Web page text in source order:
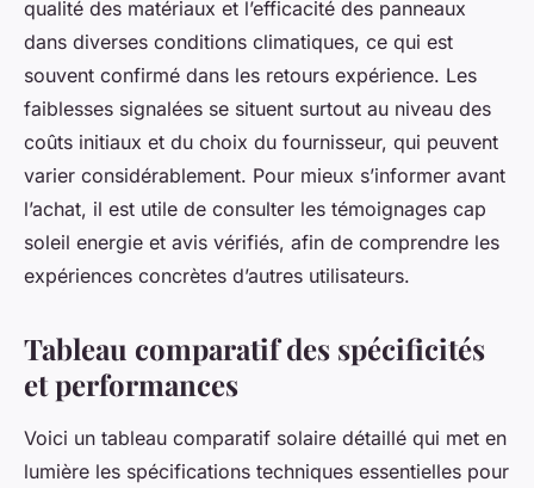
qualité des matériaux et l’efficacité des panneaux
dans diverses conditions climatiques, ce qui est
souvent confirmé dans les retours expérience. Les
faiblesses signalées se situent surtout au niveau des
coûts initiaux et du choix du fournisseur, qui peuvent
varier considérablement. Pour mieux s’informer avant
l’achat, il est utile de consulter les témoignages cap
soleil energie et avis vérifiés, afin de comprendre les
expériences concrètes d’autres utilisateurs.
Tableau comparatif des spécificités
et performances
Voici un tableau comparatif solaire détaillé qui met en
lumière les spécifications techniques essentielles pour